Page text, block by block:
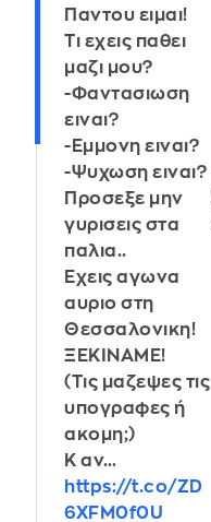
Παντου ειμαι!
Τι εχεις παθει
μαζι μου?
-Φαντασιωση
ειναι?
-Εμμονη ειναι?
-Ψυχωση ειναι?
Προσεξε μην
γυρισεις στα
παλια..
Εχεις αγωνα
αυριο στη
Θεσσαλονικη!
ΞΕΚΙΝΑΜΕ!
(Τις μαζεψες τις
υπογραφες ή
ακομη;)
Κ αν…
https://t.co/ZD
6XFM0f0U